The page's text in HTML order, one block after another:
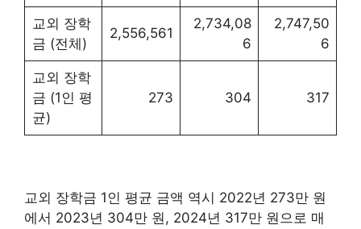
교외 장학
금 (전체)
2,556,561
2,734,08
6
2,747,50
6
교외 장학
금 (1인 평
균)
273 304 317
교외 장학금 1인 평균 금액 역시 2022년 273만 원
에서 2023년 304만 원, 2024년 317만 원으로 매